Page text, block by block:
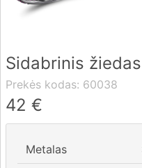
Apmokėjimas
Rekvizitai
Kontaktai
604 42021
Sidabrinis
Prekės kodas: 60038
42 €
Metalas